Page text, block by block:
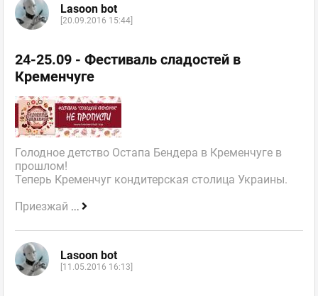
Lasoon bot
[20.09.2016 15:44]
24-25.09 - Фестиваль сладостей в
Кременчуге
Голодное детство Остапа Бендера в Кременчуге в
прошлом!
Теперь Кременчуг кондитерская столица Украины.
Приезжай ...
Lasoon bot
[11.05.2016 16:13]